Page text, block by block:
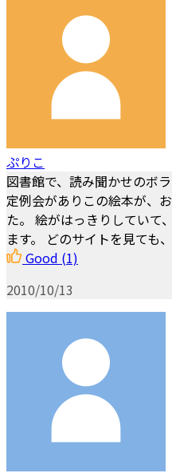
ぷりこ
図書館で、読み聞かせのボ
定例会がありこの絵本が、
た。 絵がはっきりしていて
ます。 どのサイトを見ても
Good (1)
2010/10/13